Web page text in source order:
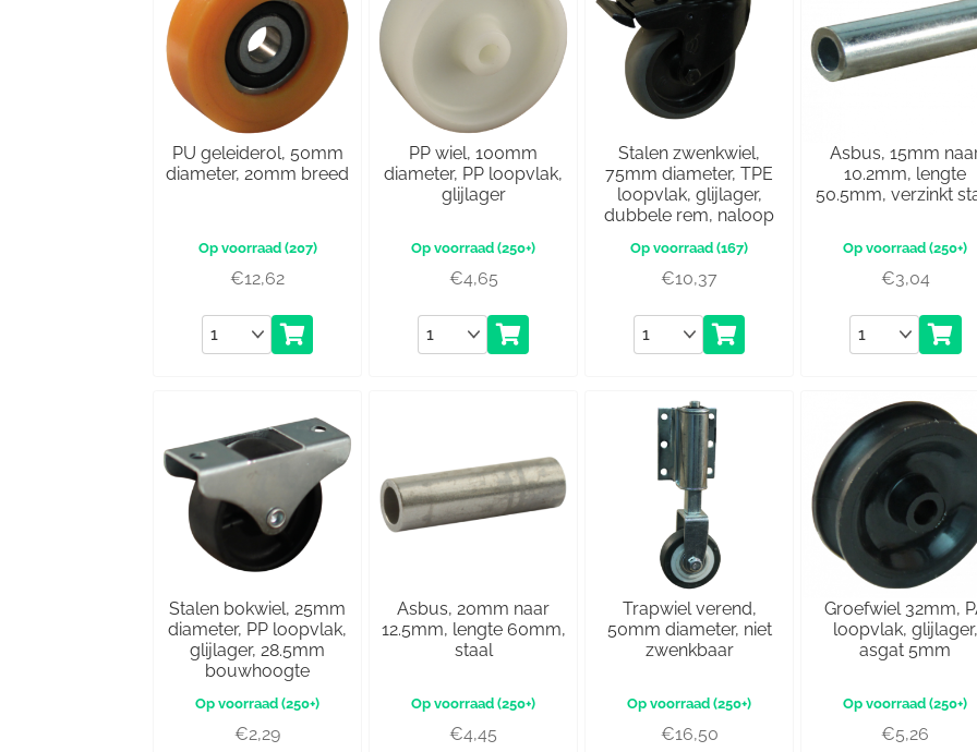
PU geleiderol, 50mm
diameter, 20mm breed
(207)
€12,62
Aantal
PP wiel, 100mm
diameter, PP loopvlak,
glijlager
(250+)
€4,65
Aantal
Stalen zwenkwiel,
75mm diameter, TPE
loopvlak, glijlager,
dubbele rem, naloop
(167)
€10,37
Aantal
Asbus, 15mm
10.2mm, lengte
50.5mm, verzinkt
(250+)
€3,04
Aantal
Stalen bokwiel, 25mm
diameter, PP loopvlak,
glijlager, 28.5mm
bouwhoogte
(250+)
€2,29
Asbus, 20mm naar
12.5mm, lengte 60mm,
staal
(250+)
€4,45
Trapwiel verend,
50mm diameter, niet
zwenkbaar
(250+)
€16,50
Groefwiel 32mm,
loopvlak, glijlager,
asgat 5mm
(250+)
€5,26